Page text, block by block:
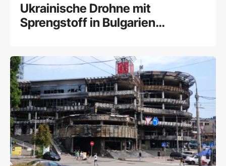
Ukrainische Drohne mit
Sprengstoff in Bulgarien